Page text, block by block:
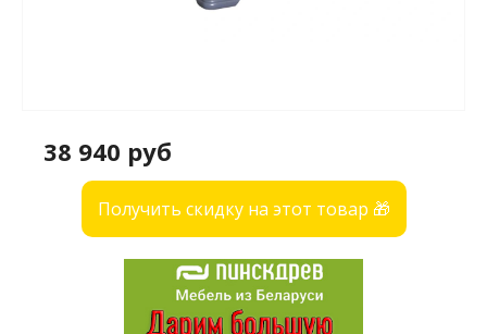
38 940 руб
Получить скидку на этот товар 🎁